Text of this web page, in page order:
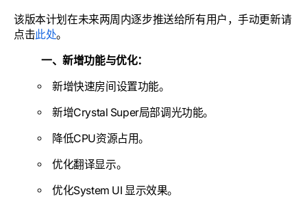
该版本计划在未来两周内逐步推送给所有用户，手动更新请
点击此处。
一、新增功能与优化：
新增快速房间设置功能。
新增Crystal Super局部调光功能。
降低CPU资源占用。
优化翻译显示。
优化System UI 显示效果。